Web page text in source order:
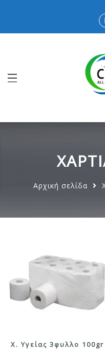
Αρχική σελίδα
X. Υγείας 3φυλλο 100gr